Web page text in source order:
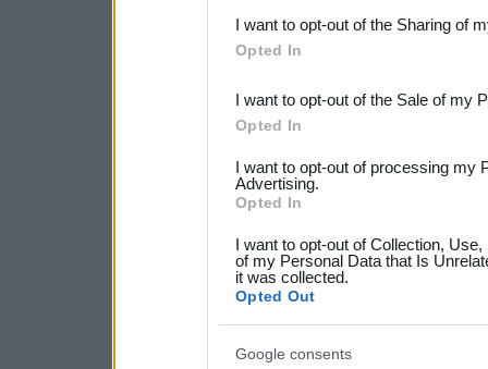
Downstream Participants
third parties.
Please note that this
not limited to your visit or
your data for below
consent section.
I want to opt-out of the Sharing of
Opted In
I want to opt-out of the Sale of my
Opted In
I want to opt-out of processing my
Advertising.
Opted In
I want to opt-out of Collection,
of my Personal Data that Is
it was collected.
Opted Out
Google consents